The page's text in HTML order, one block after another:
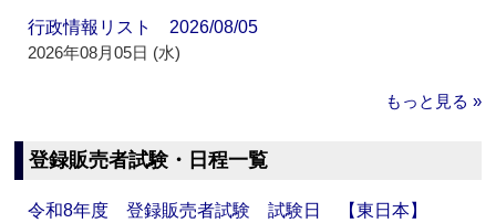
行政情報リスト 2026/08/05
2026年08月05日 (水)
もっと見る »
登録販売者試験・日程一覧
令和8年度 登録販売者試験 試験日 【東日本】